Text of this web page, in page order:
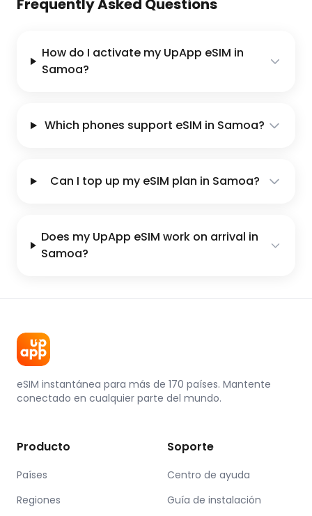
Frequently Asked Questions
How do I activate my UpApp eSIM in
Samoa?
Which phones support eSIM in Samoa?
Can I top up my eSIM plan in Samoa?
Does my UpApp eSIM work on arrival in
Samoa?
eSIM instantánea para más de 170 países. Mantente
conectado en cualquier parte del mundo.
Producto
Países
Regiones
Soporte
Centro de ayuda
Guía de instalación